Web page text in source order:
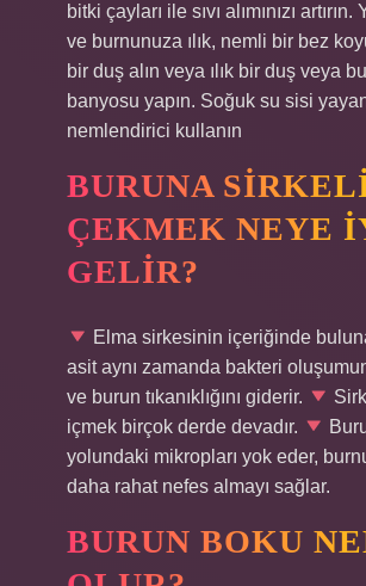
bitki çayları ile sıvı alımınızı
ve burnunuza ılık, nemli bir bez
bir duş alın veya ılık bir duş veya
banyosu yapın. Soğuk su sisi
nemlendirici kullanın
BURUNA
ÇEKMEK NEYE
GELIR?
Elma sirkesinin içeriğinde
asit aynı zamanda bakteri
ve burun tıkanıklığını giderir.
içmek birçok derde devadır.
yolundaki mikropları yok eder,
daha rahat nefes almayı sağlar.
BURUN BOKU